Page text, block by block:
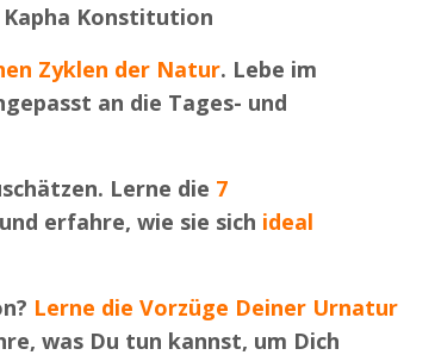
Konstitution
Zyklen der Natur. Lebe im
an die Tages- und
Lerne die 7
erfahre, wie sie sich ideal
Lerne die Vorzüge Deiner Urnatur
was Du tun kannst, um Dich